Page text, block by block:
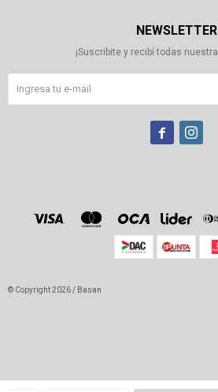
NEWSLETTER
¡Suscribite y recibí todas
 
© Copyright 2026 / Basan